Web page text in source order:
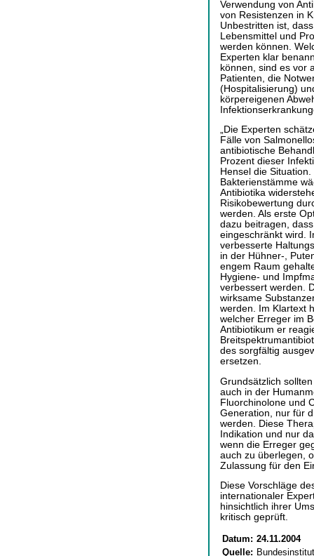
Verwendung von
von Resistenzen in
Unbestritten ist,
Lebensmittel und
werden können.
Experten klar
können, sind es vor
Patienten, die
(Hospitalisierung)
körpereigenen
„Die Experten
Fälle von
antibiotische
Prozent dieser
Hensel die
Bakterienstämme
Antibiotika
Risikobewertung
werden. Als erste
dazu beitragen,
eingeschränkt wird.
verbesserte
in der Hühner-,
engem Raum
Hygiene- und
verbessert werden.
wirksame
werden. Im Klartext
welcher Erreger im
Antibiotikum er
des sorgfältig
ersetzen.
Grundsätzlich
auch in der
Fluorchinolone und
Generation, nur für
werden. Diese
Indikation und nur
wenn die Erreger
auch zu überlegen,
Zulassung für den
Diese Vorschläge
internationaler
hinsichtlich ihrer
kritisch geprüft.
Datum: 24.11.2004
Quelle: